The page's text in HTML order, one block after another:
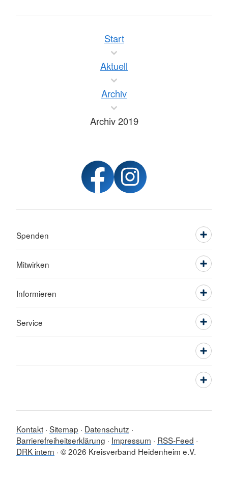
Start
Aktuell
Archiv
Archiv 2019
Spenden
Mitwirken
Informieren
Service
Kontakt Sitemap
Datenschutz
Barrierefreiheitserklärung
Impressum
RSS-Feed
DRK intern © 2026 Kreisverband Heidenheim e.V.